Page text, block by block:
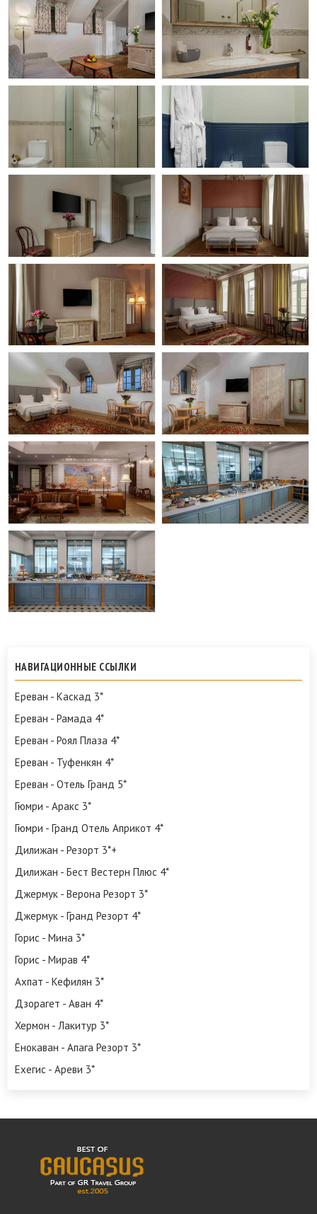
НАВИГАЦИОННЫЕ ССЫЛКИ
Ереван - Каскад 3*
Ереван - Рамада 4*
Ереван - Роял Плаза 4*
Ереван - Туфенкян 4*
Ереван - Отель Гранд 5*
Гюмри - Аракс 3*
Гюмри - Гранд Отель Априкот 4*
Дилижан - Резорт 3*+
Дилижан - Бест Вестерн Плюс 4*
Джермук - Верона Резорт 3*
Джермук - Гранд Резорт 4*
Горис - Мина 3*
Горис - Мирав 4*
Ахпат - Кефилян 3*
Дзорагет - Аван 4*
Хермон - Лакитур 3*
Енокаван - Апага Резорт 3*
Ехегис - Ареви 3*